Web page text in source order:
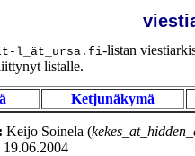
l_ät_ursa.fi-listan
listalle.
Ketjunäkymä
Keijo Soinela (
19.06.2004